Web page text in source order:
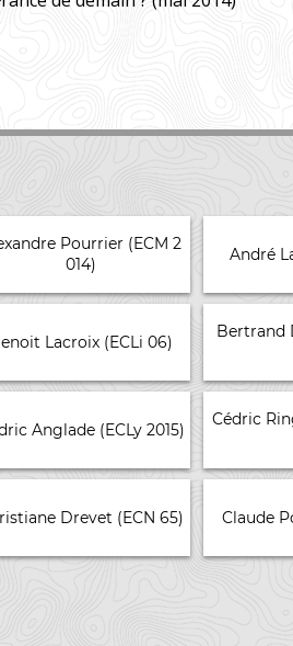
Pourrier (ECM 2
014)
André
Lacroix (ECLi 06)
Bertrand
Anglade (ECLy 2015)
Cédric
Drevet (ECN 65) Claude